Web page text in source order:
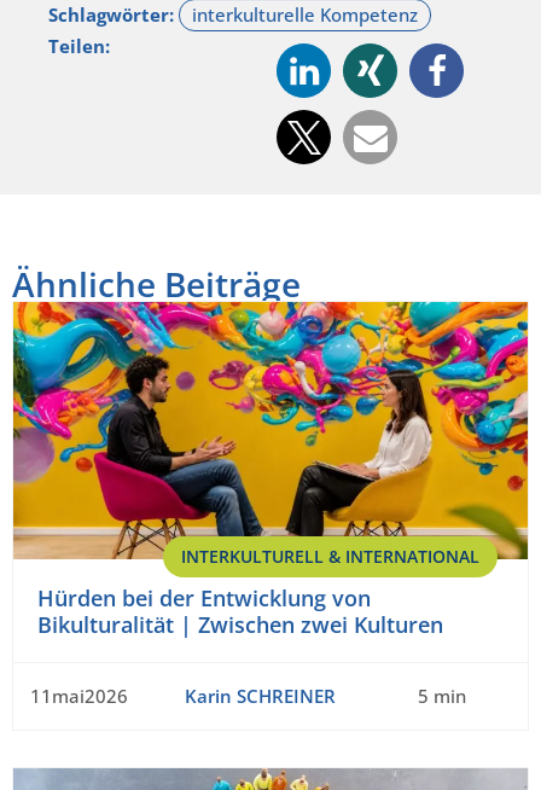
Schlagwörter:
Teilen:
Ähnliche Beiträge
INTERKULTURELL & INTERNATIONAL
Hürden bei der Entwicklung von
Bikulturalität | Zwischen zwei Kulturen
11mai2026 Karin SCHREINER 5 min